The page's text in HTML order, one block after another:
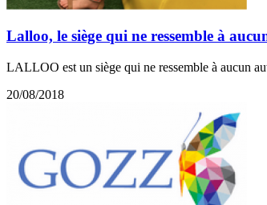
Lalloo, le siège qui ne ressemble à
LALLOO est un siège qui ne ressemble à aucun
20/08/2018